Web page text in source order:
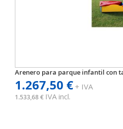
Arenero para parque infantil con
1.267,50 €+ IVA
1.533,68 € IVA incl.